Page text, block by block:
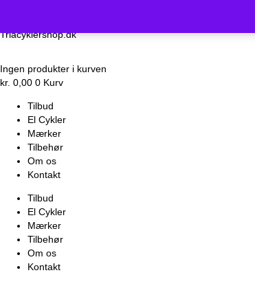
Triacyklershop.dk
Ingen produkter i kurven
kr. 0,00 0 Kurv
Tilbud
El Cykler
Mærker
Tilbehør
Om os
Kontakt
Tilbud
El Cykler
Mærker
Tilbehør
Om os
Kontakt